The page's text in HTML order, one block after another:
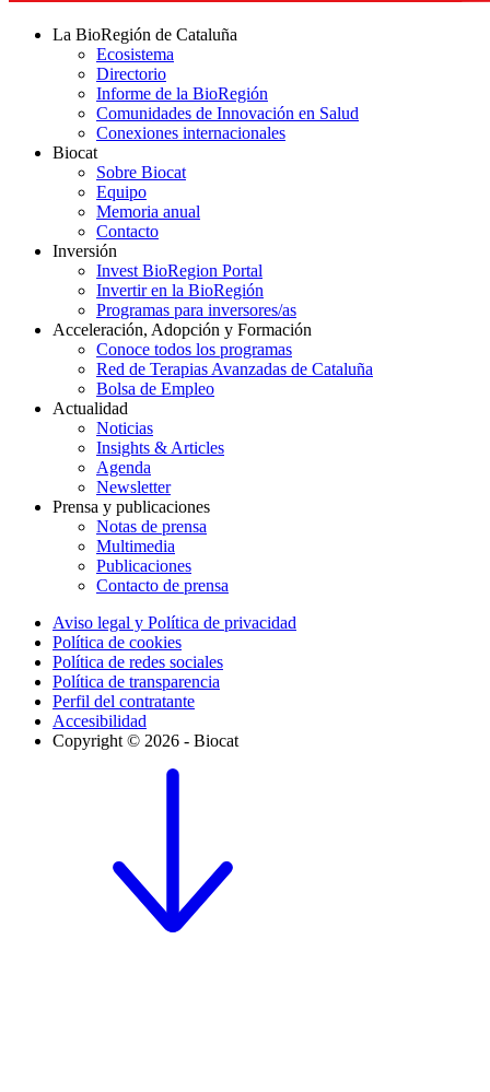
La BioRegión de Cataluña
Ecosistema
Directorio
Informe de la BioRegión
Comunidades de Innovación en Salud
Conexiones internacionales
Biocat
Sobre Biocat
Equipo
Memoria anual
Contacto
Inversión
Invest BioRegion Portal
Invertir en la BioRegión
Programas para inversores/as
Acceleración, Adopción y Formación
Conoce todos los programas
Red de Terapias Avanzadas de Cataluña
Bolsa de Empleo
Actualidad
Noticias
Insights & Articles
Agenda
Newsletter
Prensa y publicaciones
Notas de prensa
Multimedia
Publicaciones
Contacto de prensa
Aviso legal y Política de privacidad
Política de cookies
Política de redes sociales
Política de transparencia
Perfil del contratante
Accesibilidad
Copyright © 2026 - Biocat